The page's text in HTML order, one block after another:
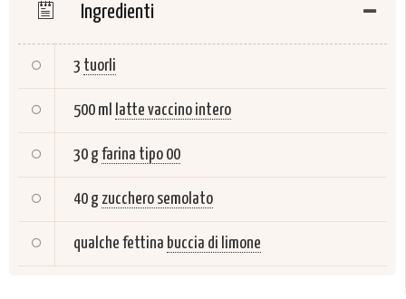
Ingredienti
3 tuorli
500 ml latte vaccino intero
30 gfarina tipo 00
40 g zucchero semolato
qualche fettina buccia di limone